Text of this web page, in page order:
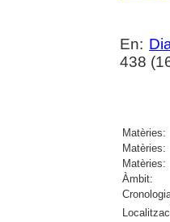
En:
438
Matèries:
Matèries:
Matèries:
Àmbit: